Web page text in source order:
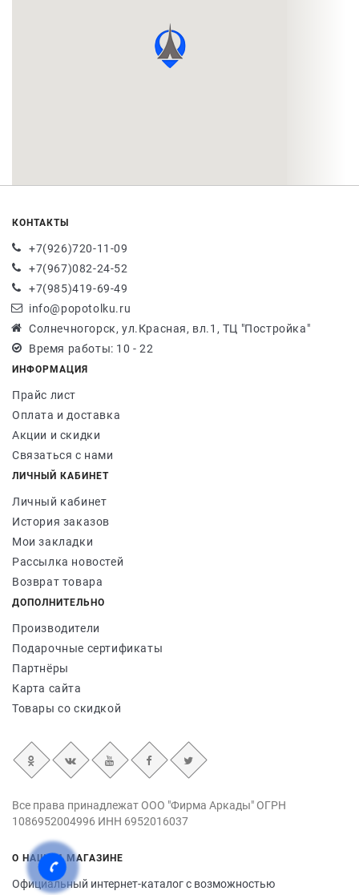
КОНТАКТЫ
+7(926)720-11-09
+7(967)082-24-52
+7(985)419-69-49
info@popotolku.ru
Солнечногорск, ул.Красная, вл.1, ТЦ "Постройка"
Время работы: 10 - 22
ИНФОРМАЦИЯ
Прайс лист
Оплата и доставка
Акции и скидки
Связаться с нами
ЛИЧНЫЙ КАБИНЕТ
Личный кабинет
История заказов
Мои закладки
Рассылка новостей
Возврат товара
ДОПОЛНИТЕЛЬНО
Производители
Подарочные сертификаты
Партнёры
Карта сайта
Товары со скидкой
Все права принадлежат ООО "Фирма Аркады" ОГРН
1086952004996 ИНН 6952016037
О НАШЕМ МАГАЗИНЕ
Официальный интернет-каталог с возможностью